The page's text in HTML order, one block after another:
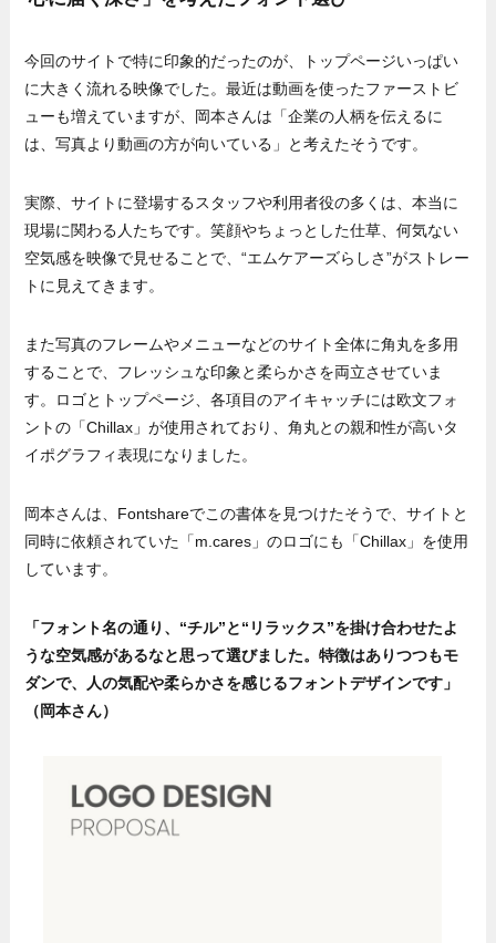
今回のサイトで特に印象的だったのが、トップページいっぱい
に大きく流れる映像でした。最近は動画を使ったファーストビ
ューも増えていますが、岡本さんは「企業の人柄を伝えるに
は、写真より動画の方が向いている」と考えたそうです。
実際、サイトに登場するスタッフや利用者役の多くは、本当に
現場に関わる人たちです。笑顔やちょっとした仕草、何気ない
空気感を映像で見せることで、“エムケアーズらしさ”がストレー
トに見えてきます。
また写真のフレームやメニューなどのサイト全体に角丸を多用
することで、フレッシュな印象と柔らかさを両立させていま
す。ロゴとトップページ、各項目のアイキャッチには欧文フォ
ントの「Chillax」が使用されており、角丸との親和性が高いタ
イポグラフィ表現になりました。
岡本さんは、Fontshareでこの書体を見つけたそうで、サイトと
同時に依頼されていた「m.cares」のロゴにも「Chillax」を使用
しています。
「フォント名の通り、“チル”と“リラックス”を掛け合わせたよ
うな空気感があるなと思って選びました。特徴はありつつもモ
ダンで、人の気配や柔らかさを感じるフォントデザインです」
（岡本さん）